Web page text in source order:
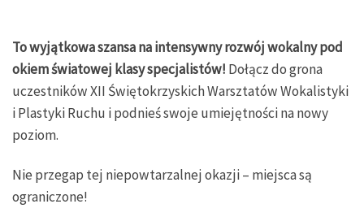
To wyjątkowa szansa na intensywny rozwój wokalny pod
okiem światowej klasy specjalistów! Dołącz do grona
uczestników XII Świętokrzyskich Warsztatów Wokalistyki
i Plastyki Ruchu i podnieś swoje umiejętności na nowy
poziom.
Nie przegap tej niepowtarzalnej okazji – miejsca są
ograniczone!